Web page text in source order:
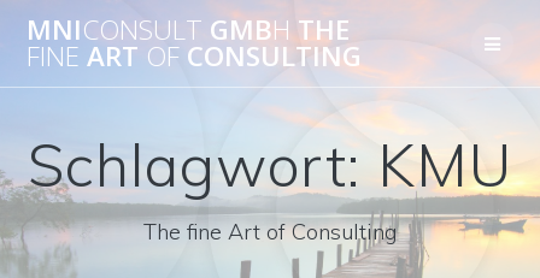
to
content
MNICONSULT GMBHTHE
FINE ART OF CONSULTING
Schlagwort: KMU
The fine Art of Consulting